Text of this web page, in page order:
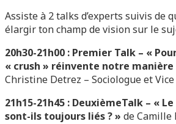
Assiste à 2 talks d’experts suivis de
élargir ton champ de vision sur le
20h30-21h00 : Premier Talk – «
« crush » réinvente notre manière
Christine Detrez – Sociologue et Vice
21h15-21h45 : DeuxièmeTalk – «
sont-ils toujours liés ? » de